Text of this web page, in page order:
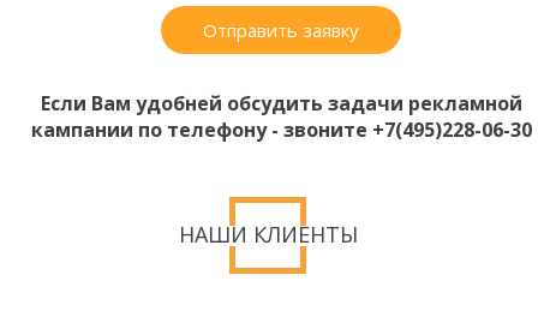
Отправить заявку
Если Вам удобней обсудить задачи рекламной
кампании по телефону - звоните +7(495)228-06-30
НАШИ КЛИЕНТЫ